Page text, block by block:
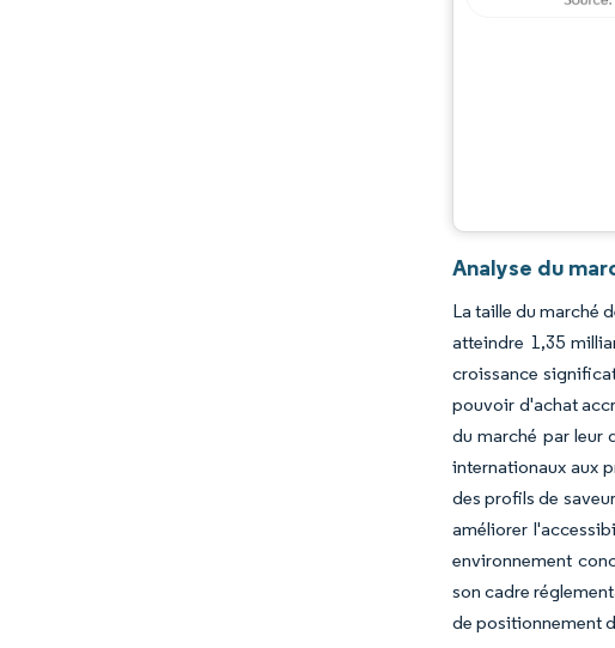
Analyse du
La taille du marché
atteindre 1,35
croissance
pouvoir d'achat
du marché par leur
internationaux aux
des profils de
améliorer
environnement
son cadre
de positionnement